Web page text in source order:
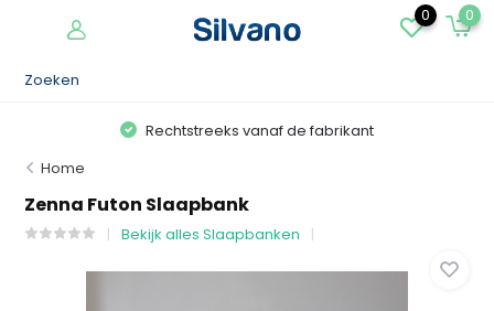
0 0
Rechtstreeks vanaf de fabrikant
Home
Zenna Futon Slaapbank
Bekijk alles Slaapbanken